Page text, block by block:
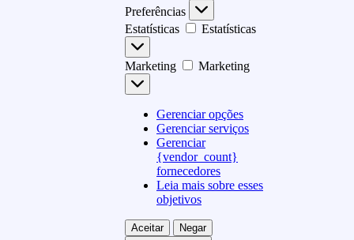
Preferências
Estatísticas
Estatísticas
Marketing Marketing
Gerenciar opções
Gerenciar serviços
Gerenciar
{vendor_count}
fornecedores
Leia mais sobre esses
objetivos
Aceitar
Negar